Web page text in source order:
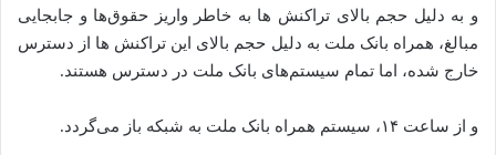
و به دلیل حجم بالای تراکنش‌ ها به خاطر واریز حقوق‌ها و جابجایی
مبالغ، همراه بانک ملت به دلیل حجم بالای این تراکنش‌ ها از دسترس
خارج شده‌، اما تمام سیستم‌های بانک ملت در دسترس هستند.
و از ساعت ۱۴، سیستم همراه بانک ملت به شبکه باز می‌گردد.